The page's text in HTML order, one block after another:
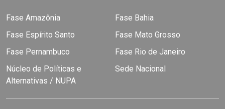
Fase Amazônia
Fase Bahia
Fase Espírito Santo
Fase Mato Grosso
Fase Pernambuco
Fase Rio de Janeiro
Núcleo de Políticas e
Alternativas / NUPA
Sede Nacional